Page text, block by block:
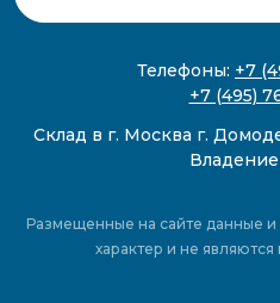
Телефоны: +7
+7 (495)
Склад в г. Москва г.
Размещенные на сайте данные
характер и не